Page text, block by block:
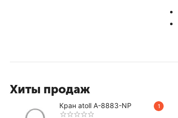
Хиты продаж
1
Кран atoll A-8883-NP